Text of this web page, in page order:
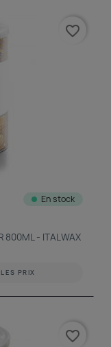
En stock
800ML - ITALWAX
PRIX
favorite_border
favorite_border